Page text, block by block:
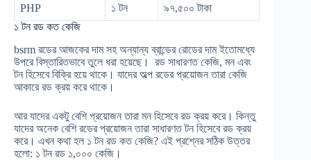
PHP ১ টন
৯৭,৫০০ টাকা
১ টন রড কত কেজি
bsrm রডের আজকের দাম সহ অন্যান্য ব্রান্ডের রোডের দাম ইতোমধ্যে
উপরে বিস্তারিতভাবে তুলে ধরা হয়েছে। রড সাধারণত কেজি, মন এবং
টন হিসেবে বিক্রি হয়ে থাকে। যাদের অল্প রডের প্রয়োজন তারা কেজি
আকারে রড ক্রয় করে থাকে।
আর যাদের একটু বেশি প্রয়োজন তারা মন হিসেবে রড ক্রয় করে। কিন্তু
যাদের অনেক বেশি রডের প্রয়োজন তারা সাধারণত টন হিসেবে রড ক্রয়
করে। এখন কথা হল ১ টন রড কত কেজি? এই প্রশ্নের সঠিক উত্তর
হলো: ১ টন রড ১,০০০ কেজি।